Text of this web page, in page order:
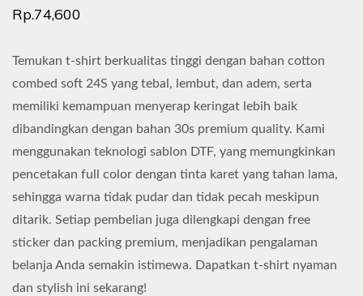
Rp.74,600
Temukan t-shirt berkualitas tinggi dengan bahan cotton
combed soft 24S yang tebal, lembut, dan adem, serta
memiliki kemampuan menyerap keringat lebih baik
dibandingkan dengan bahan 30s premium quality. Kami
menggunakan teknologi sablon DTF, yang memungkinkan
pencetakan full color dengan tinta karet yang tahan lama,
sehingga warna tidak pudar dan tidak pecah meskipun
ditarik. Setiap pembelian juga dilengkapi dengan free
sticker dan packing premium, menjadikan pengalaman
belanja Anda semakin istimewa. Dapatkan t-shirt nyaman
dan stylish ini sekarang!